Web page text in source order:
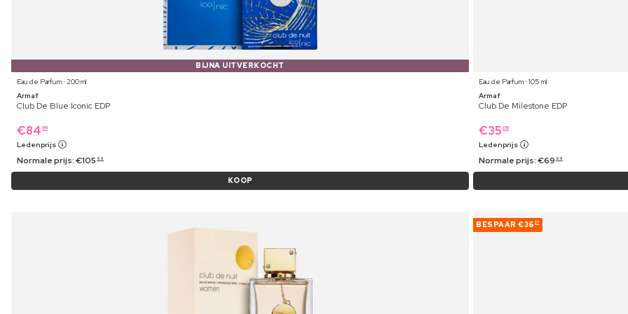
BIJNA UITVERKOCHT
Eau de Parfum ⋅ 200 ml
Armaf
Club De Blue Iconic EDP
€84 99
Ledenprijs
Normale prijs:€105 99
KOOP
Eau de Parfum ⋅ 105 ml
Armaf
Club De Milestone EDP
€35 09
Ledenprijs
Normale prijs:€69 99
BESPAAR €36 27